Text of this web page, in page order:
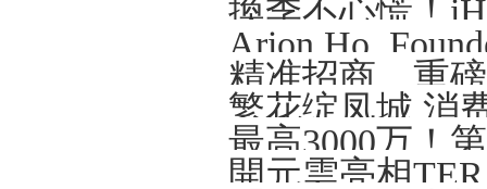
精准招商、重
繁花绽凤城 消
開元雲亮相